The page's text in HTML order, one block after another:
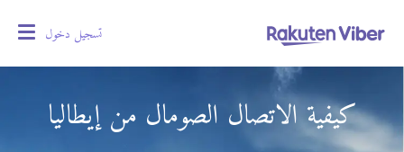
تسجيل دخول
كيفية الاتصال الصومال من إيطاليا